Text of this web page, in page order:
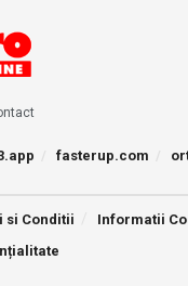
fasterup.com
si Conditii
Informatii